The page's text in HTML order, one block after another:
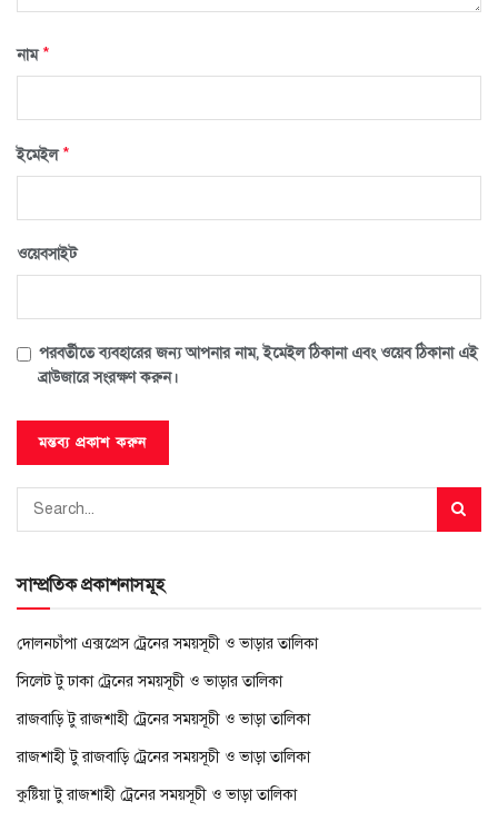
নাম*
ইমেইল*
ওয়েবসাইট
পরবর্তীতে ব্যবহারের জন্য আপনার নাম, ইমেইল ঠিকানা এবং ওয়েব ঠিকানা এই
ব্রাউজারে সংরক্ষণ করুন।
সাম্প্রতিক প্রকাশনাসমূহ
দোলনচাঁপা এক্সপ্রেস ট্রেনের সময়সূচী ও ভাড়ার তালিকা
সিলেট টু ঢাকা ট্রেনের সময়সূচী ও ভাড়ার তালিকা
রাজবাড়ি টু রাজশাহী ট্রেনের সময়সূচী ও ভাড়া তালিকা
রাজশাহী টু রাজবাড়ি ট্রেনের সময়সূচী ও ভাড়া তালিকা
কুষ্টিয়া টু রাজশাহী ট্রেনের সময়সূচী ও ভাড়া তালিকা